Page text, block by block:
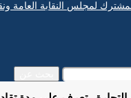
لمجلس النقابة العامة